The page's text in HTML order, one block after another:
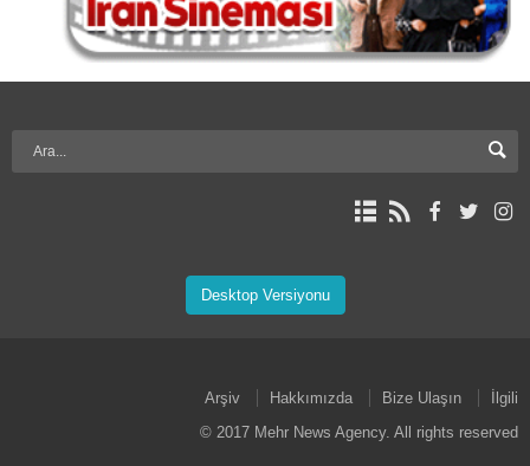
Desktop Versiyonu
Arşiv Hakkımızda Bize Ulaşın
İlgili
© 2017 Mehr News Agency. All rights reserved